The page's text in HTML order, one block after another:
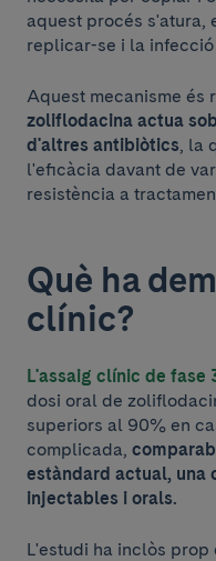
aquest procés
replicar-se i la
Aquest mecanisme és
zoliflodacina actua
d'altres antibiòtics ,
l'eficàcia davant de
resistència a
Què ha
clínic?
L'assaig clínic de fase
dosi oral de
superiors al 90% en
complicada,
estàndard actual, una
injectables i orals.
L'estudi ha inclòs